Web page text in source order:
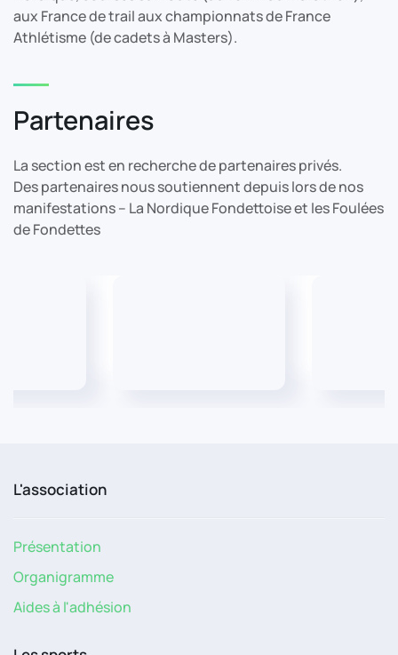
aux France de trail aux championnats de France
Athlétisme (de cadets à Masters).
Partenaires
La section est en recherche de partenaires privés.
Des partenaires nous soutiennent depuis lors de nos
manifestations – La Nordique Fondettoise et les Foulées
de Fondettes
L'association
Présentation
Organigramme
Aides à l'adhésion